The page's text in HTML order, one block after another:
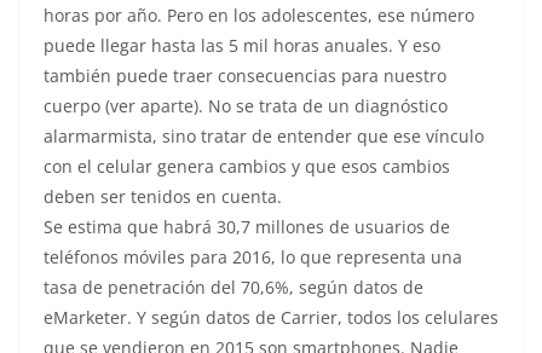
horas por año. Pero en los adolescentes, ese número
puede llegar hasta las 5 mil horas anuales. Y eso
también puede traer consecuencias para nuestro
cuerpo (ver aparte). No se trata de un diagnóstico
alarmarmista, sino tratar de entender que ese vínculo
con el celular genera cambios y que esos cambios
deben ser tenidos en cuenta.
Se estima que habrá 30,7 millones de usuarios de
teléfonos móviles para 2016, lo que representa una
tasa de penetración del 70,6%, según datos de
eMarketer. Y según datos de Carrier, todos los celulares
que se vendieron en 2015 son smartphones. Nadie